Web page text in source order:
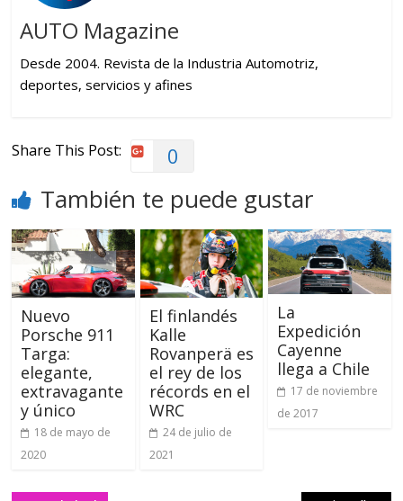
AUTO Magazine
Desde 2004. Revista de la Industria Automotriz,
deportes, servicios y afines
Share This Post: 0
También te puede gustar
Nuevo
Porsche 911
Targa:
elegante,
extravagante
y único
18 de mayo de
2020
El finlandés
Kalle
Rovanperä es
el rey de los
récords en el
WRC
24 de julio de
2021
La
Expedición
Cayenne
llega a Chile
17 de noviembre
de 2017